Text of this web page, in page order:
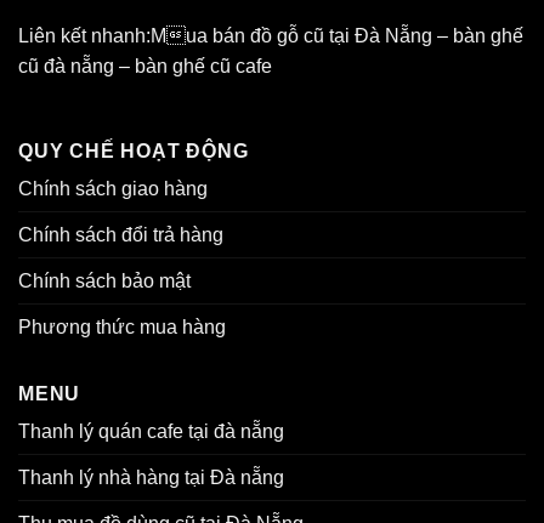
Liên kết nhanh:Mua bán đồ gỗ cũ tại Đà Nẵng – bàn ghế
cũ đà nẵng – bàn ghế cũ cafe
QUY CHẾ HOẠT ĐỘNG
Chính sách giao hàng
Chính sách đổi trả hàng
Chính sách bảo mật
Phương thức mua hàng
MENU
Thanh lý quán cafe tại đà nẵng
Thanh lý nhà hàng tại Đà nẵng